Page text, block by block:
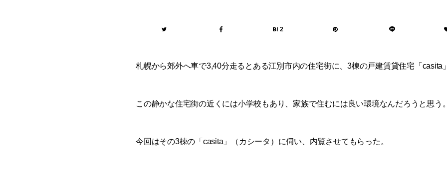
2
札幌から郊外へ車で3,40分走るとある江別市内の住宅街に、3棟の戸建賃貸住宅「casita
この静かな住宅街の近くには小学校もあり、家族で住むには良い環境なんだろうと思う
今回はその3棟の「casita」（カシータ）に伺い、内覧させてもらった。